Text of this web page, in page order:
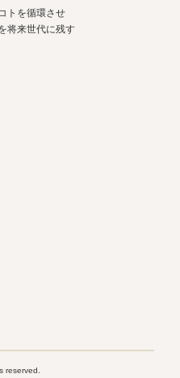
トを循環させ
将来世代に残す
reserved.